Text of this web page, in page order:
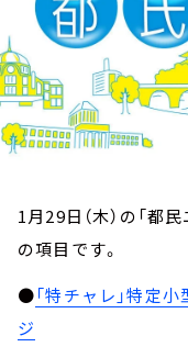
1月29日（木）の「都
の項目です。
●「特チャレ」特定
ジ